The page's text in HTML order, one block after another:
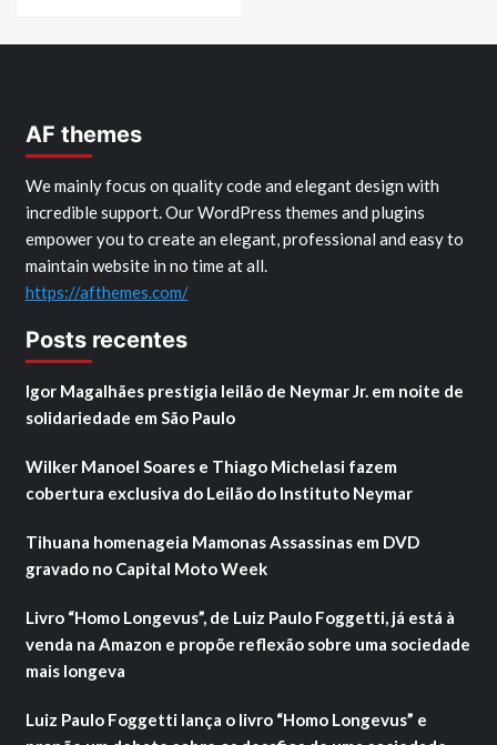
AF themes
We mainly focus on quality code and elegant design with
incredible support. Our WordPress themes and plugins
empower you to create an elegant, professional and easy to
maintain website in no time at all.
https://afthemes.com/
Posts recentes
Igor Magalhães prestigia leilão de Neymar Jr. em noite de
solidariedade em São Paulo
Wilker Manoel Soares e Thiago Michelasi fazem
cobertura exclusiva do Leilão do Instituto Neymar
Tihuana homenageia Mamonas Assassinas em DVD
gravado no Capital Moto Week
Livro “Homo Longevus”, de Luiz Paulo Foggetti, já está à
venda na Amazon e propõe reflexão sobre uma sociedade
mais longeva
Luiz Paulo Foggetti lança o livro “Homo Longevus” e